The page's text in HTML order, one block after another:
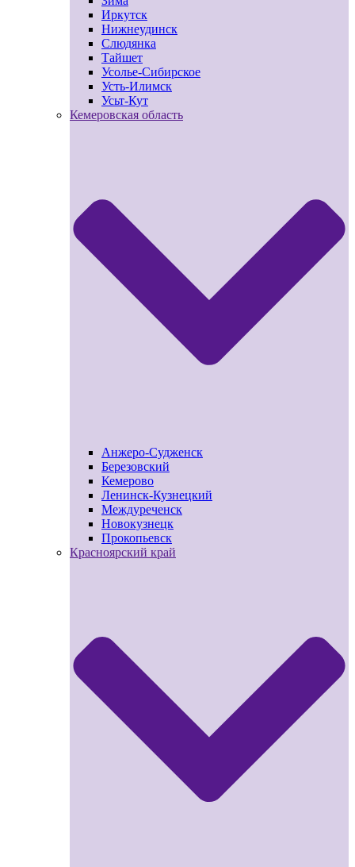
Иркутск
Нижнеудинск
Слюдянка
Тайшет
Усолье-Сибирское
Усть-Илимск
Усьт-Кут
Кемеровская область
Анжеро-Судженск
Березовский
Кемерово
Ленинск-Кузнецкий
Междуреченск
Новокузнецк
Прокопьевск
Красноярский край